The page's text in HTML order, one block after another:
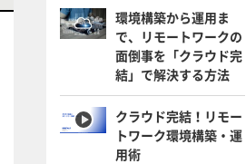
環境構築から運用ま
で、リモートワークの
面倒事を「クラウド完
結」で解決する方法
クラウド完結！リモー
トワーク環境構築・運
用術